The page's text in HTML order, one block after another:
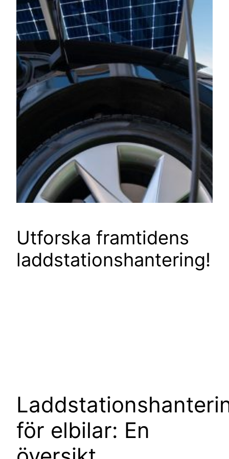
Utforska framtidens
laddstationshantering!
för elbilar: En